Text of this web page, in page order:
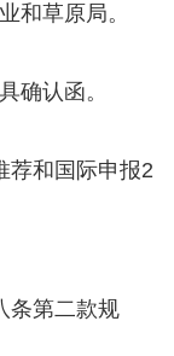
和草原局。
确认函。
荐和国际申报2
条第二款规